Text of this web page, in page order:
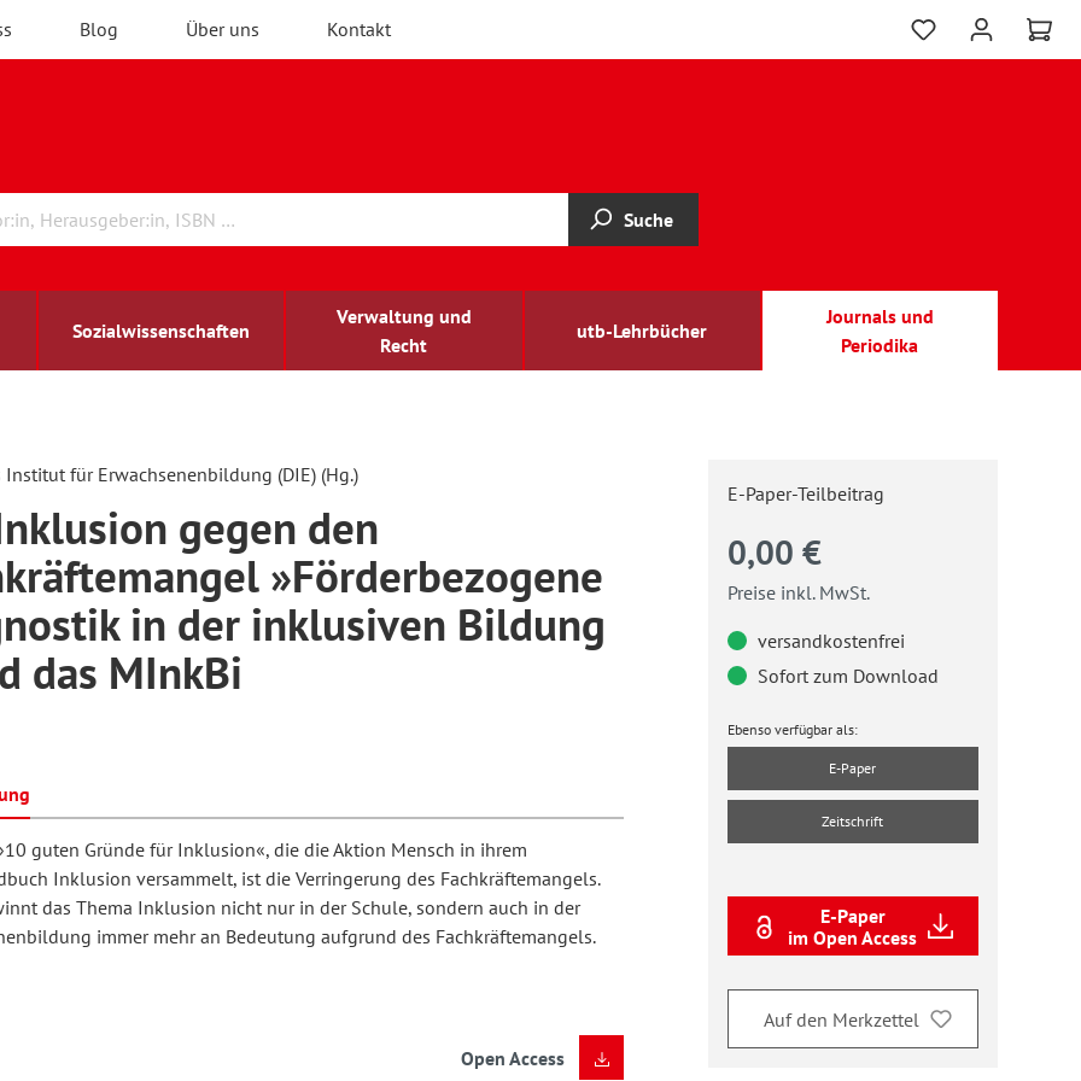
Blog Über uns Kontakt
Suche
Sozialwissenschaften
Verwaltung und
Recht
utb-Lehrbücher
Journals und
Periodika
Kulturelle Bildung
Frühkindliche Bildung
Schule und Unterricht
Hochschule und Wissenschaft
Arbeit
und
Passrecht
dvb forum
Erwachsenenbildung
Institut für Erwachsenenbildung (DIE) (Hg.)
gegen den
»Förderbezogene
in der inklusiven Bildung
das MInkBi
guten Gründe für Inklusion«, die die Aktion Mensch in ihrem
Inklusion versammelt, ist die Verringerung des Fachkräftemangels.
das Thema Inklusion nicht nur in der Schule, sondern auch in der
immer mehr an Bedeutung aufgrund des Fachkräftemangels.
Open Access
E-Paper-Teilbeitrag
0,00 €
Preise inkl. MwSt.
versandkostenfrei
Sofort zum Download
Ebenso verfügbar als:
E-Paper
Zeitschrift
E-Paper
im Open Access
Auf den Merkzettel